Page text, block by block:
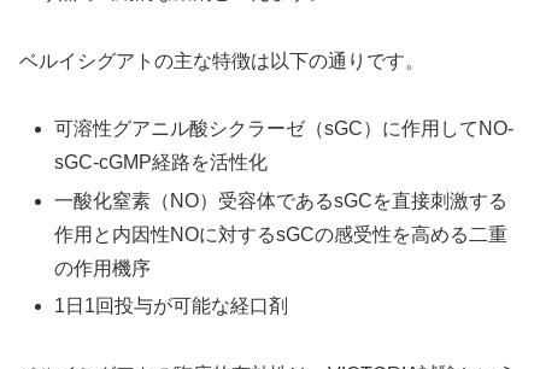
ベルイシグアトの主な特徴は以下の通りです。
可溶性グアニル酸シクラーゼ（sGC）に作用してNO-
sGC-cGMP経路を活性化
一酸化窒素（NO）受容体であるsGCを直接刺激する
作用と内因性NOに対するsGCの感受性を高める二重
の作用機序
1日1回投与が可能な経口剤